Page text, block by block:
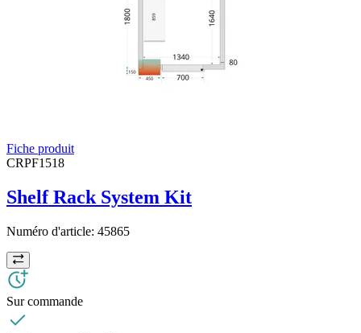
Fiche produit
CRPF1518
Shelf Rack System Kit
Numéro d'article: 45865
Sur commande